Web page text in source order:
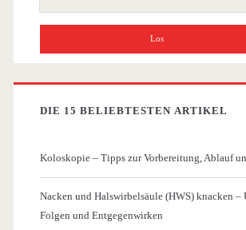
nach:
DIE 15 BELIEBTESTEN ARTIKEL
Koloskopie – Tipps zur Vorbereitung, Ablauf
Nacken und Halswirbelsäule (HWS) knacken –
Folgen und Entgegenwirken